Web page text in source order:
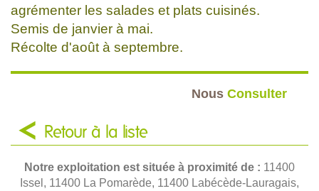
agrémenter les salades et plats cuisinés.
Semis de janvier à mai.
Récolte d'août à septembre.
Nous Consulter
Retour à la liste
Notre exploitation est située à proximité de : 11400
Issel, 11400 La Pomarède, 11400 Labécède-Lauragais,